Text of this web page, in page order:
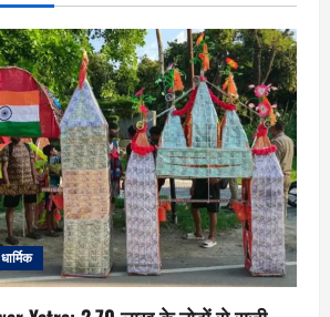
धार्मिक